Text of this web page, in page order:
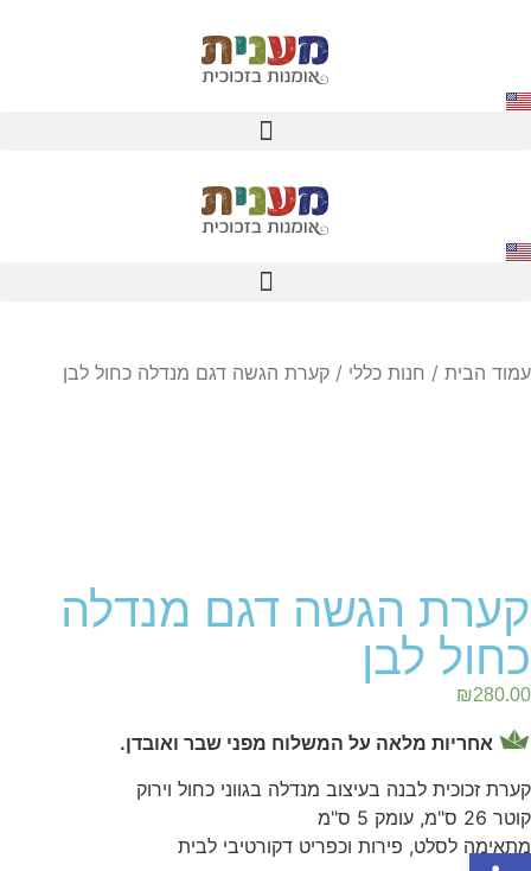
עמוד הבית / חנות כללי / קערת הגשה דגם מנדלה כחול לבן
קערת הגשה דגם מנדלה
כחול לבן
₪280.00
אחריות מלאה על המשלוח מפני שבר ואובדן.
קערת זכוכית לבנה בעיצוב מנדלה בגווני כחול וירוק
קוטר 26 ס"מ, עומק 5 ס"מ
מתאימה לסלט, פירות וכפריט דקורטיבי לבית